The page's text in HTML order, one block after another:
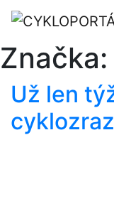
Značka:
Už len